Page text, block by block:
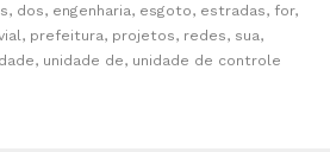
dos, engenharia, esgoto, estradas, for,
prefeitura, projetos, redes, sua,
unidade de, unidade de controle